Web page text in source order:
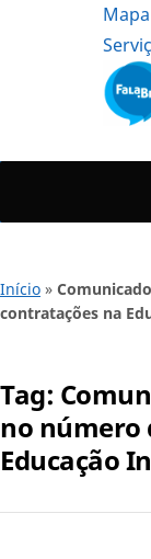
Início »
contratações na
Tag:
no número
Educação